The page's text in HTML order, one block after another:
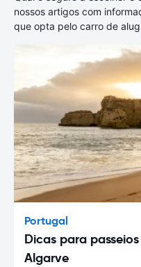
nossos artigos com
que opta pelo carro de
Portugal
Dicas para
Algarve